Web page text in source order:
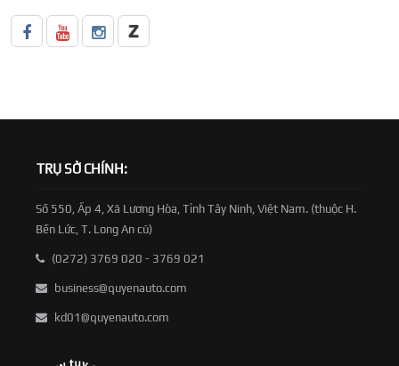
TRỤ SỞ CHÍNH:
Số 550, Ấp 4, Xã Lương Hòa, Tỉnh Tây Ninh, Việt Nam. (thuộc H.
Bến Lức, T. Long An cũ)
(0272) 3769 020 - 3769 021
business@quyenauto.com
kd01@quyenauto.com